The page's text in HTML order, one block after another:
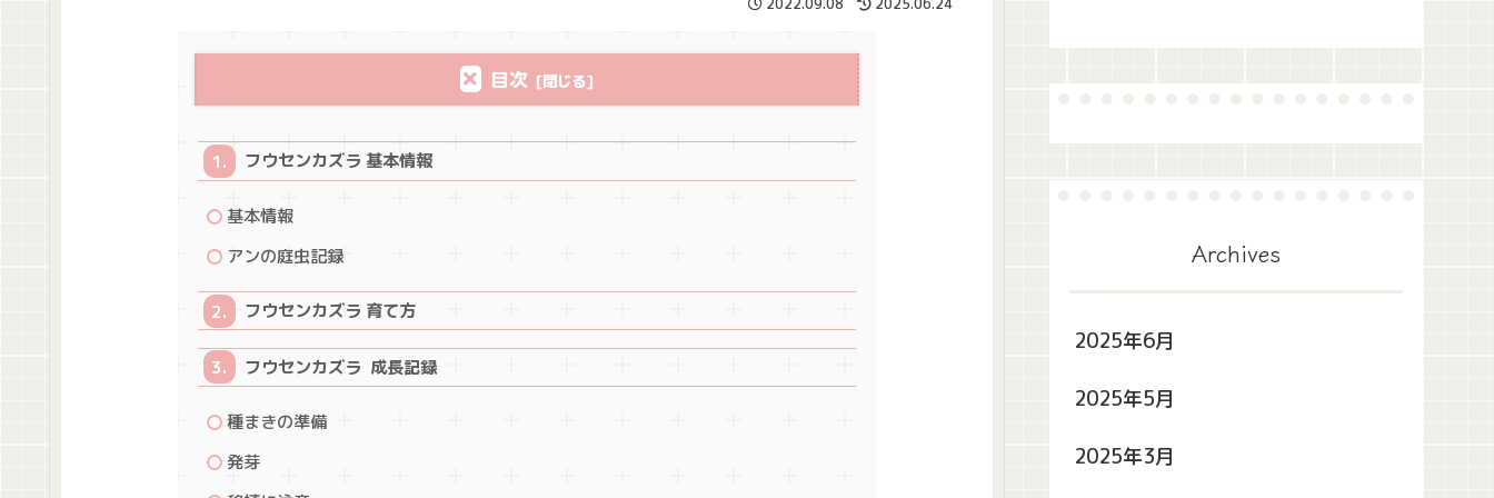
目次
フウセンカズラ 基本情報
基本情報
アンの庭虫記録
フウセンカズラ 育て方
フウセンカズラ 成長記録
種まきの準備
発芽
Archives
2025年6月
2025年5月
2025年3月